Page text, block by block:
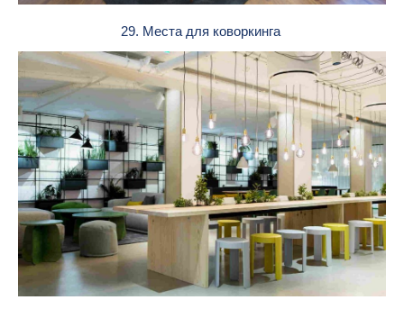
29. Места для коворкинга